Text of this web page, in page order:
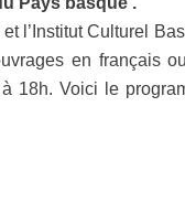
l’Institut Culturel
en français
18h. Voici le